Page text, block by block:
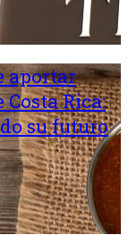
aportar
Costa Rica:
su futuro